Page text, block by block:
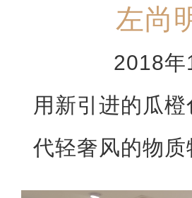
左尚
2018年
用新引进的瓜
代轻奢风的物质